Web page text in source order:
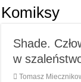
Anna Romaszkan –
Najlepsze mangi dla
Najciekawsze
Komiksy
Shade.
w
Tomasz